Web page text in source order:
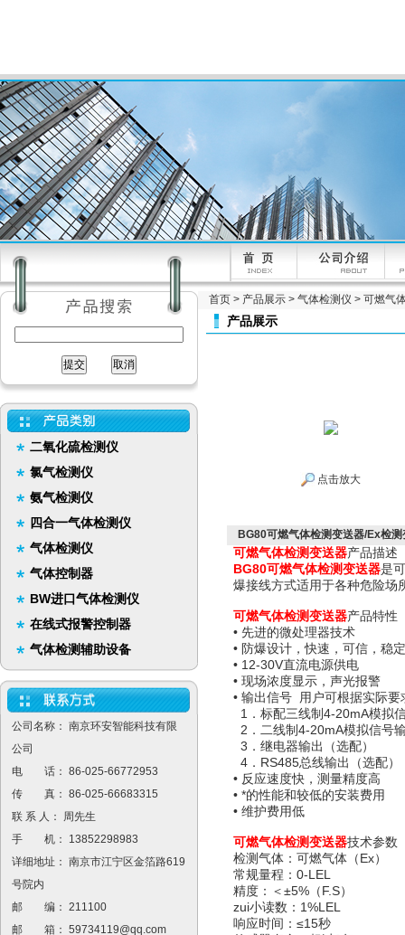
二氧化硫检测仪
氯气检测仪
氨气检测仪
四合一气体检测仪
气体检测仪
气体控制器
BW进口气体检测仪
在线式报警控制器
气体检测辅助设备
公司名称： 南京环安智能科技有限
公司
电 话： 86-025-66772953
传 真： 86-025-66683315
联 系 人： 周先生
手 机： 13852298983
详细地址： 南京市江宁区金箔路619
号院内
邮 编： 211100
邮 箱： 59734119@qq.com
首页 > 产品展示 > 气体检测仪 > 可燃气
产品展示
点击放大
BG80可燃气体检测变送器/Ex检测
可燃气体检测变送器产品描述
BG80可燃气体检测变送器是
爆接线方式适用于各种危险场
可燃气体检测变送器产品特性
• 先进的微处理器技术
• 防爆设计，快速，可信，稳
• 12-30V直流电源供电
• 现场浓度显示，声光报警
• 输出信号 用户可根据实际
1．标配三线制4-20mA模拟
2．二线制4-20mA模拟信号
3．继电器输出（选配）
4．RS485总线输出（选配）
• 反应速度快，测量精度高
• *的性能和较低的安装费用
• 维护费用低
可燃气体检测变送器技术参数
检测气体：可燃气体（Ex）
常规量程：0-LEL
精度：＜±5%（F.S）
zui小读数：1%LEL
响应时间：≤15秒